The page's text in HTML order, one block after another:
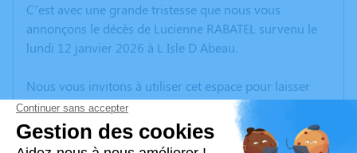
C’est avec une grande tristesse que nous vous
annonçons le décès de Lucienne RABATEL survenu le
lundi 12 janvier 2026 à L Isle D Abeau.
Nous vous invitons à utiliser cet espace pour laisser
vos condoléances, partager des photos souvenirs, une
anecdote ou exprimer vos pensées à travers des
poèmes ou des textes. Cet endroit est un lieu